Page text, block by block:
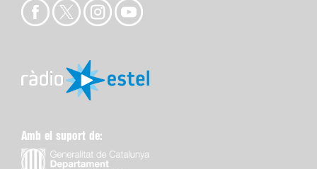
Amb el suport de: